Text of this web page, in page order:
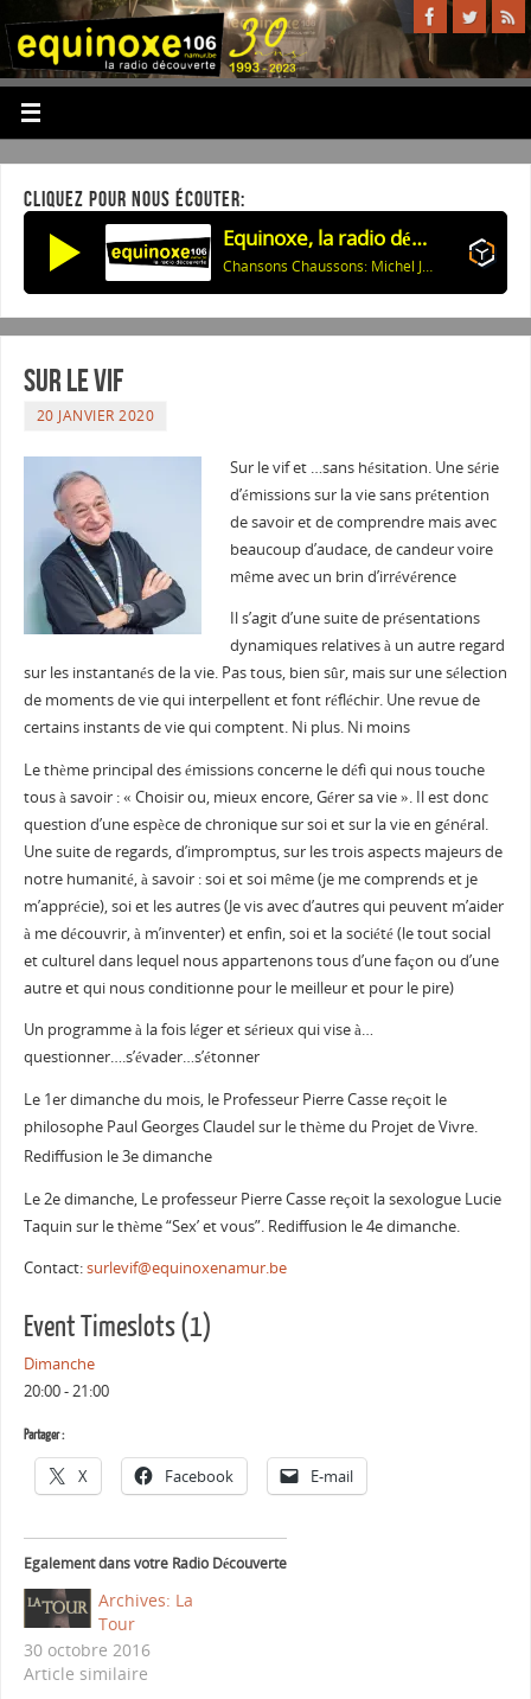
CLIQUEZ POUR NOUS ÉCOUTER:
Equinoxe, la radio découverte
Chansons Chaussons: Michel Jonasz
Sur le Vif
20 JANVIER 2020
Sur le vif et …sans hésitation. Une série
d’émissions sur la vie sans prétention
de savoir et de comprendre mais avec
beaucoup d’audace, de candeur voire
même avec un brin d’irrévérence
Il s’agit d’une suite de présentations
dynamiques relatives à un autre regard
sur les instantanés de la vie. Pas tous, bien sûr, mais sur une sélection
de moments de vie qui interpellent et font réfléchir. Une revue de
certains instants de vie qui comptent. Ni plus. Ni moins
Le thème principal des émissions concerne le défi qui nous touche
tous à savoir : « Choisirou, mieux encore,Gérersa vie ». Il est donc
question d’une espèce de chronique sur soi et sur la vie en général.
Une suite de regards, d’impromptus, sur les trois aspects majeurs de
notre humanité, à savoir : soi et soi même (je me comprends et je
m’apprécie), soi et les autres (Je vis avec d’autres qui peuvent m’aider
à me découvrir, à m’inventer) et enfin, soi et la société (le tout social
et culturel dans lequel nous appartenons tous d’une façon ou d’une
autre et qui nous conditionne pour le meilleur et pour le pire)
Un programme à la fois léger et sérieux qui vise à…
questionner….s’évader…s’étonner
Le 1er dimanche du mois, le Professeur Pierre Casse reçoit le
philosophe Paul Georges Claudel sur le thème du Projet de Vivre.
Rediffusion le 3e dimanche
Le 2e dimanche, Le professeur Pierre Casse reçoit la sexologue Lucie
Taquin sur le thème “Sex’ et vous”. Rediffusion le 4e dimanche.
Contact:surlevif@equinoxenamur.be
Event Timeslots (1)
Dimanche
20:00-21:00
Partager :
X Facebook E-mail
Egalement dans votre Radio Découverte
Archives: La
Tour
30 octobre 2016
Article similaire